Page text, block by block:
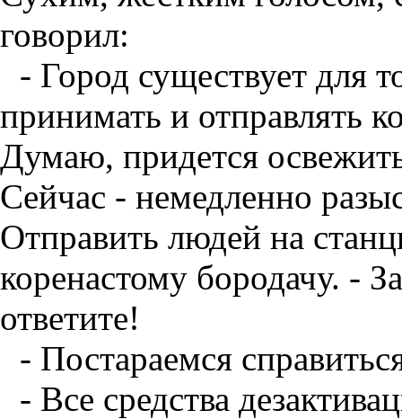
говорил:
- Город существует для
принимать и отправлять
Думаю, придется
Сейчас - немедленно
Отправить людей на
коренастому бородачу. -
ответите!
- Постараемся
- Все средства